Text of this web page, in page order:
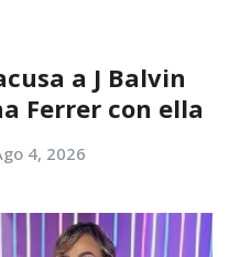
a J Balvin
Ferrer con ella
4, 2026